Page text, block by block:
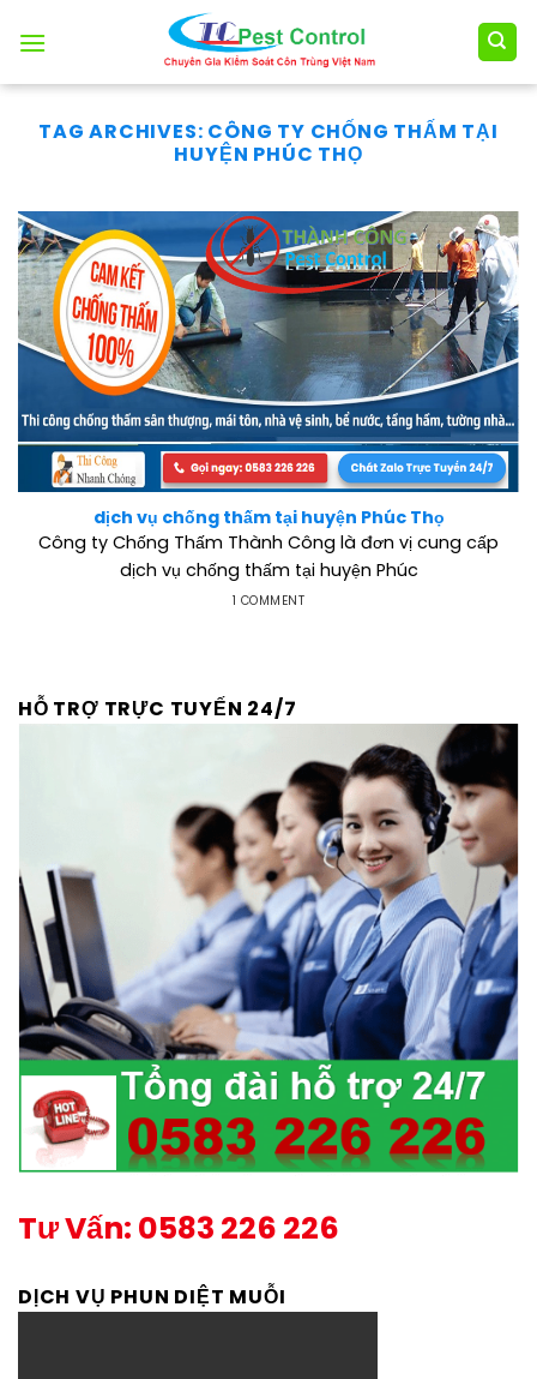
TAG ARCHIVES: CÔNG TY CHỐNG THẤM TẠI
HUYỆN PHÚC THỌ
HỖ TRỢ TRỰC TUYẾN 24/7
Tư Vấn: 0583 226 226
DỊCH VỤ PHUN DIỆT MUỖI
dịch vụ chống thấm tại huyện Phúc Thọ
Công ty Chống Thấm Thành Công là đơn vị cung cấp
dịch vụ chống thấm tại huyện Phúc
1 COMMENT